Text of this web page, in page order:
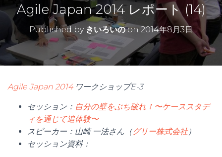
N
A
V
G
A
T
Agile Japan 2014 レポート (14)
Published by きいろいのon 2014年8月3日
Agile Japan 2014ワークショップE-3
セッション： 自分の壁をぶち破れ！〜ケーススタデ
ィを通じて追体験〜
スピーカー：山崎 一法さん（グリー株式会社）
セッション資料：